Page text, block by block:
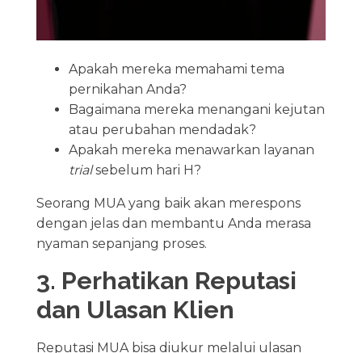
Apakah mereka memahami tema
pernikahan Anda?
Bagaimana mereka menangani kejutan
atau perubahan mendadak?
Apakah mereka menawarkan layanan
trialsebelum hari H?
Seorang MUA yang baik akan merespons
dengan jelas dan membantu Anda merasa
nyaman sepanjang proses.
3. Perhatikan Reputasi
dan Ulasan Klien
Reputasi MUA bisa diukur melalui ulasan